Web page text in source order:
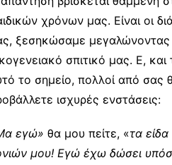
χρόνων μας. Είναι οι
ξεσηκώσαμε
σπιτικό μας. Ε,
το σημείο, πολλοί από σας
ισχυρές ενστάσεις:
εγώ» θα μου πείτε, «τα
μου! Εγώ έχω δώσει